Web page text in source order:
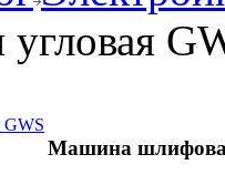
Машина